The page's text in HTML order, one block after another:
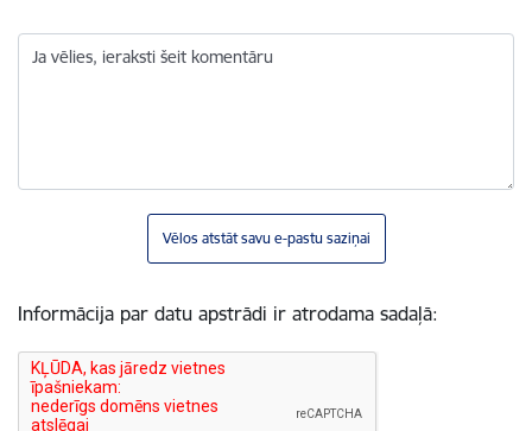
Ja vēlies, ieraksti šeit komentāru
Vēlos atstāt savu e-pastu saziņai
Informācija par datu apstrādi ir atrodama sadaļā: